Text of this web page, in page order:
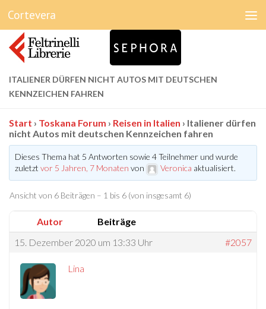
Unter dem Inhalt
Cortevera
ITALIENER DÜRFEN NICHT AUTOS MIT DEUTSCHEN
KENNZEICHEN FAHREN
Start › Toskana Forum › Reisen in Italien › Italiener dürfen
nicht Autos mit deutschen Kennzeichen fahren
Dieses Thema hat 5 Antworten sowie 4 Teilnehmer und wurde
zuletztvor 5 Jahren, 7 Monaten von Veronica aktualisiert.
Ansicht von 6 Beiträgen – 1 bis 6 (von insgesamt 6)
Autor
Beiträge
15. Dezember 2020 um 13:33 Uhr
#2057
Lina